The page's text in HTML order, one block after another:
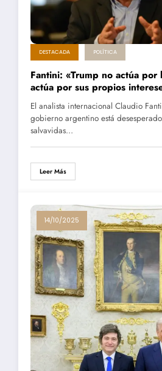
DESTACADA POLÍTICA
Fantini: «Trump no actúa por
actúa por sus propios
El analista internacional Claudio
gobierno argentino está
salvavidas…
Leer Más
14/10/2025